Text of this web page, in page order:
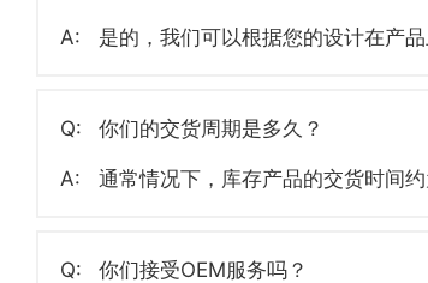
A: 是的，我们可以根据您的设计在产
Q: 你们的交货周期是多久？
A: 通常情况下，库存产品的交货时间
Q: 你们接受OEM服务吗？